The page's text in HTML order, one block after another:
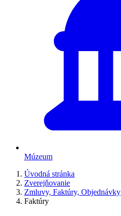
Múzeum
Úvodná stránka
Zverejňovanie
Zmluvy, Faktúry, Objednávky
Faktúry